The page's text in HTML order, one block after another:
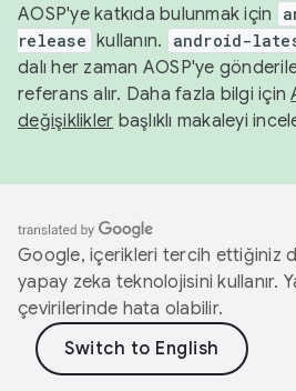
AOSP'ye katkıda bulunmak için
release kullanın. android-
dalı her zaman AOSP'ye
referans alır. Daha fazla bilgi için
değişiklikler başlıklı makaleyi
Google, içerikleri tercih ettiğiniz
yapay zeka teknolojisini kullanır.
çevirilerinde hata olabilir.